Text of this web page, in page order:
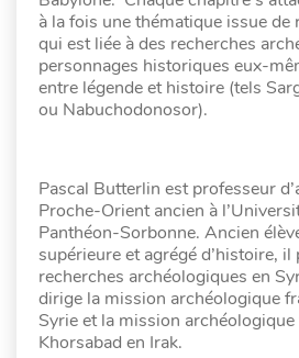
à la fois une thématique issue de
qui est liée à des recherches
personnages historiques eux-
entre légende et histoire (tels
ou Nabuchodonosor).
Pascal Butterlin est professeur
Proche-Orient ancien à
Panthéon-Sorbonne. Ancien
supérieure et agrégé d’histoire, il
recherches archéologiques en
dirige la mission archéologique
Syrie et la mission
Khorsabad en Irak.